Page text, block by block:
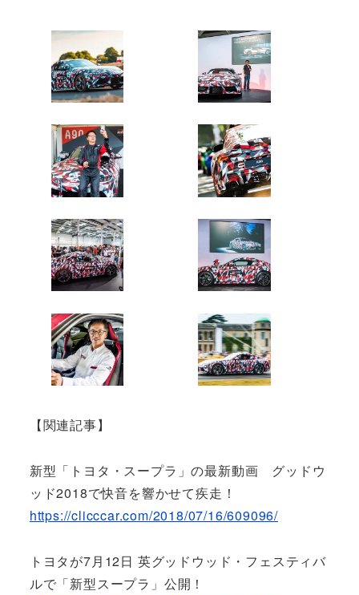
【関連記事】
新型「トヨタ・スープラ」の最新動画 グッドウ
ッド2018で快音を響かせて疾走！
https://clicccar.com/2018/07/16/609096/
トヨタが7月12日 英グッドウッド・フェスティバ
ルで「新型スープラ」公開！